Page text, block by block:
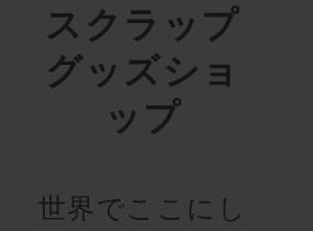
スクラップ
グッズショ
ップ
世界でここにし